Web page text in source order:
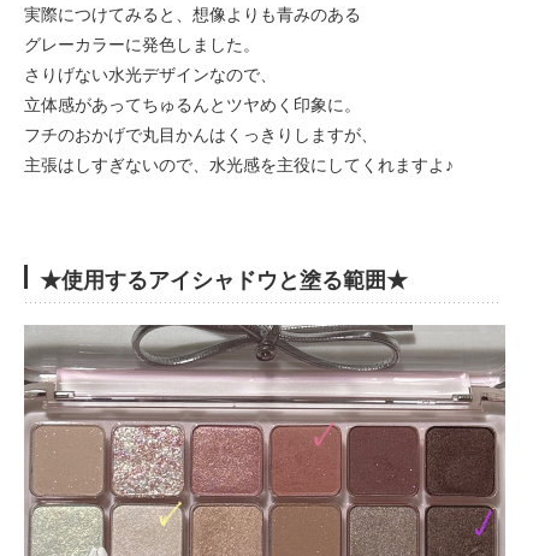
実際につけてみると、想像よりも青みのある
グレーカラーに発色しました。
さりげない水光デザインなので、
立体感があってちゅるんとツヤめく印象に。
フチのおかげで丸目かんはくっきりしますが、
主張はしすぎないので、水光感を主役にしてくれますよ♪
★使用するアイシャドウと塗る範囲★